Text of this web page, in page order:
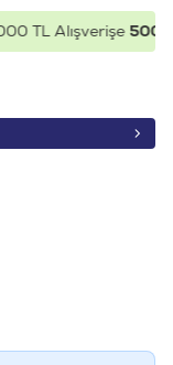
TL Alışverişe500 TL